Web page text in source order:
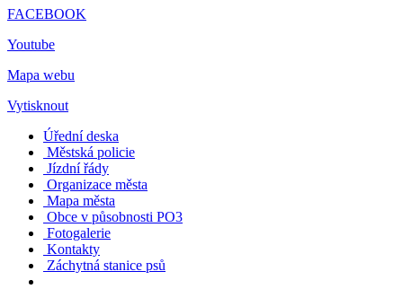
FACEBOOK
Youtube
Mapa webu
Vytisknout
Úřední deska
Městská policie
Jízdní řády
Organizace města
Mapa města
Obce v působnosti PO3
Fotogalerie
Kontakty
Záchytná stanice psů